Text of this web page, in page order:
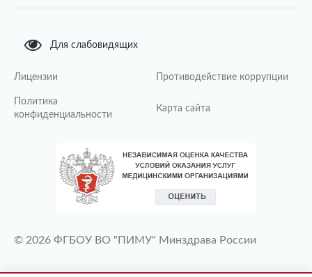
Для слабовидящих
Лицензии Противодействие коррупции
Политика
конфиденциальности
Карта сайта
© 2026 ФГБОУ ВО "ПИМУ" Минздрава России